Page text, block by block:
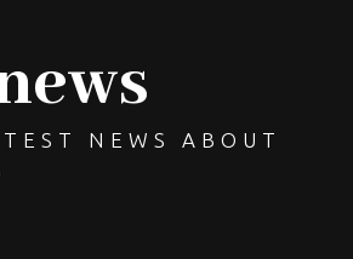
NEWS ABOUT